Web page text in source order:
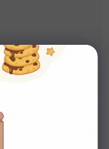
výběrem?
vám a se vším